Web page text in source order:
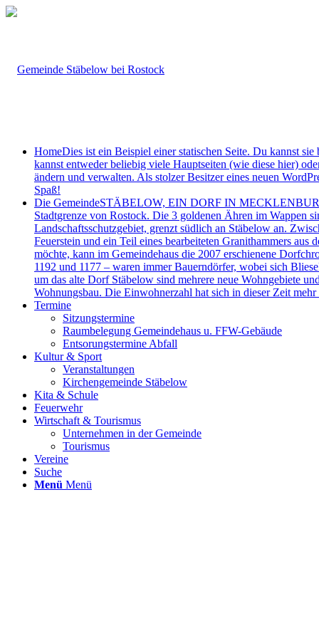
HomeDies ist ein Beispiel einer statischen Seite. Du kannst
kannst entweder beliebig viele Hauptseiten (wie diese hier)
ändern und verwalten. Als stolzer Besitzer eines neuen
Spaß!
Die GemeindeSTÄBELOW, EIN DORF IN
Stadtgrenze von Rostock. Die 3 goldenen Ähren im Wappen
Landschaftsschutzgebiet, grenzt südlich an Stäbelow an.
Feuerstein und ein Teil eines bearbeiteten Granithammers
möchte, kann im Gemeindehaus die 2007 erschienene
1192 und 1177 – waren immer Bauerndörfer, wobei sich
um das alte Dorf Stäbelow sind mehrere neue Wohngebiete
Wohnungsbau. Die Einwohnerzahl hat sich in dieser Zeit
Termine
Sitzungstermine
Raumbelegung Gemeindehaus u. FFW-Gebäude
Entsorungstermine Abfall
Kultur & Sport
Veranstaltungen
Kirchengemeinde Stäbelow
Kita & Schule
Feuerwehr
Wirtschaft & Tourismus
Unternehmen in der Gemeinde
Tourismus
Vereine
Suche
Menü Menü